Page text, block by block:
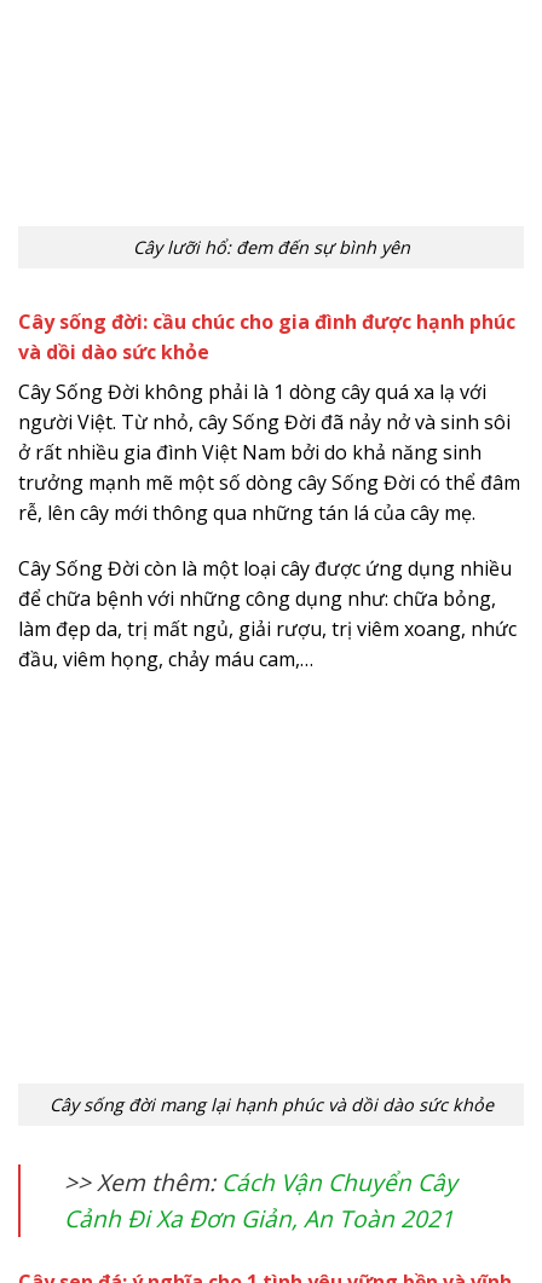
Cây lưỡi hổ: đem đến sự bình yên
Cây sống đời: cầu chúc cho gia đình được hạnh phúc
và dồi dào sức khỏe
Cây Sống Đời không phải là 1 dòng cây quá xa lạ với
người Việt. Từ nhỏ, cây Sống Đời đã nảy nở và sinh sôi
ở rất nhiều gia đình Việt Nam bởi do khả năng sinh
trưởng mạnh mẽ một số dòng cây Sống Đời có thể đâm
rễ, lên cây mới thông qua những tán lá của cây mẹ.
Cây Sống Đời còn là một loại cây được ứng dụng nhiều
để chữa bệnh với những công dụng như: chữa bỏng,
làm đẹp da, trị mất ngủ, giải rượu, trị viêm xoang, nhức
đầu, viêm họng, chảy máu cam,…
Cây sống đời mang lại hạnh phúc và dồi dào sức khỏe
>> Xem thêm: Cách Vận Chuyển Cây
Cảnh Đi Xa Đơn Giản, An Toàn 2021